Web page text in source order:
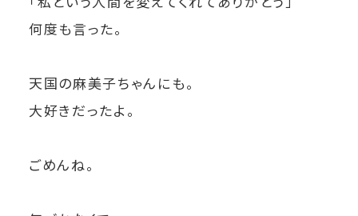
何度も言った。
天国の麻美子ちゃんにも。
大好きだったよ。
ごめんね。